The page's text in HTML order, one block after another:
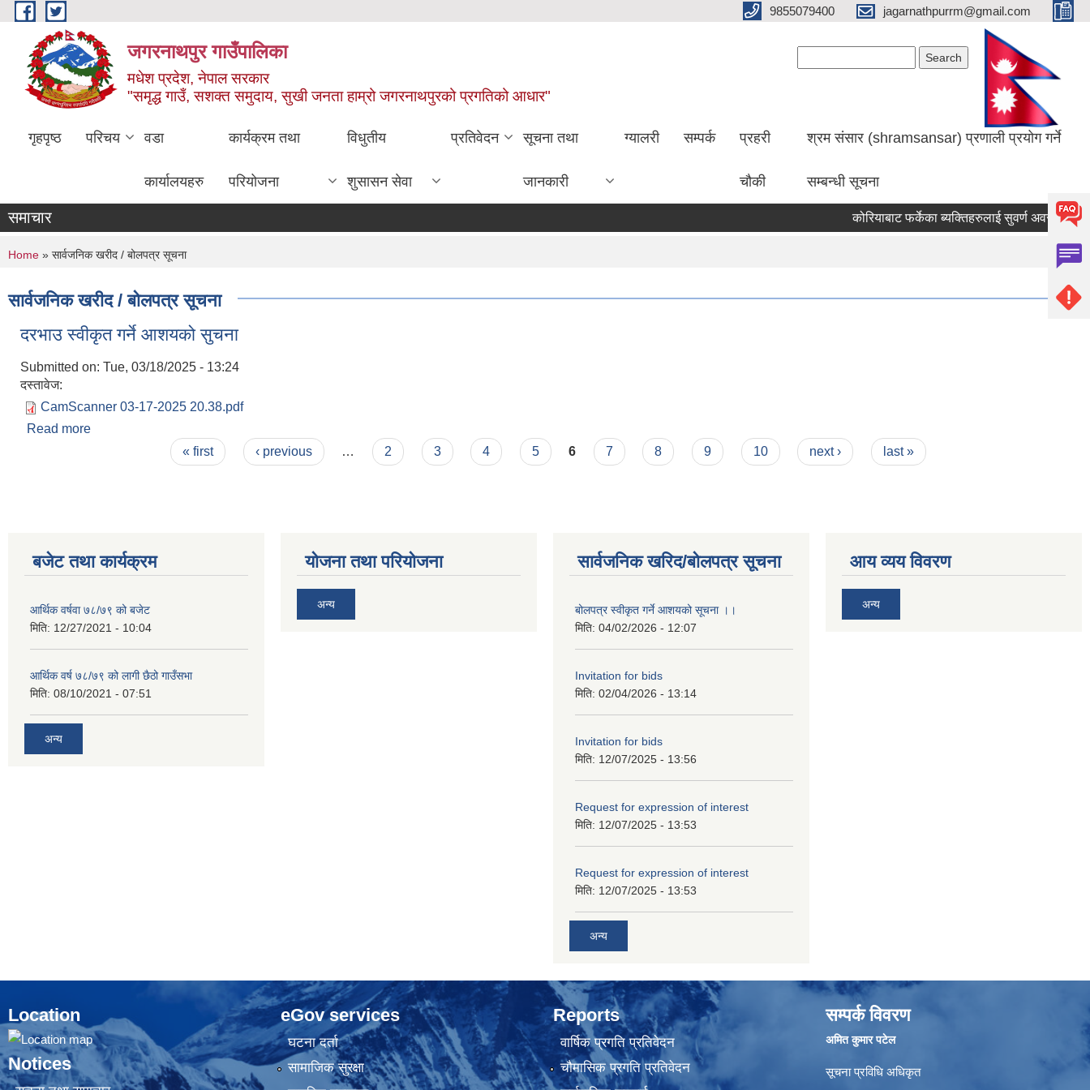
Skip to main content 9855079400 jagarnathpurrm@gmail.com
जगरनाथपुर गाउँपालिका
मधेश प्रदेश, नेपाल सरकार
"समृद्ध गाउँ, सशक्त समुदाय, सुखी जनता हाम्रो जगरनाथपुरको प्रगतिको आधार"
गृहपृष्ठ परिचय वडा
कार्यालयहरु
कार्यक्रम तथा
परियोजना
विधुतीय
शुसासन सेवा
प्रतिवेदन सूचना तथा
जानकारी
ग्यालरी सम्पर्क प्रहरी
चौकी
श्रम संसार (shramsansar) प्रणाली प्रयोग गर्ने
सम्बन्धी सूचना
समाचार कोरियाबाट फर्केका ब्यक्तिहरुलाई सुवर्ण अवसर
You are here
Home » सार्वजनिक खरीद / बोलपत्र सूचना
सार्वजनिक खरीद / बोलपत्र सूचना
दरभाउ स्वीकृत गर्ने आशयको सुचना
Submitted on: Tue, 03/18/2025 - 13:24
दस्तावेज:
CamScanner 03-17-2025 20.38.pdf
Read more
« first ‹ previous … 2 3 4 5 6 7 8 9 10 next › last »
बजेट तथा कार्यक्रम
आर्थिक वर्षवा ७८/७९ को बजेट
मिति: 12/27/2021 - 10:04
आर्थिक वर्ष ७८/७९ को लागी छैठो गाउँसभा
मिति: 08/10/2021 - 07:51
अन्य
योजना तथा परियोजना
अन्य
सार्वजनिक खरिद/बोलपत्र सूचना
बोलपत्र स्वीकृत गर्ने आशयको सूचना ।।
मिति: 04/02/2026 - 12:07
Invitation for bids
मिति: 02/04/2026 - 13:14
Invitation for bids
मिति: 12/07/2025 - 13:56
Request for expression of interest
मिति: 12/07/2025 - 13:53
Request for expression of interest
मिति: 12/07/2025 - 13:53
अन्य
आय व्यय विवरण
अन्य
Location
Notices
eGov services
घटना दर्ता
सामाजिक सुरक्षा
Reports
वार्षिक प्रगति प्रतिवेदन
चौमासिक प्रगति प्रतिवेदन
सम्पर्क विवरण
अमित कुमार पटेल
सूचना प्रविधि अधिकृत